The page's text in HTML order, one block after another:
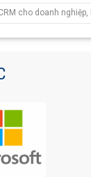
cho doanh nghiệp,